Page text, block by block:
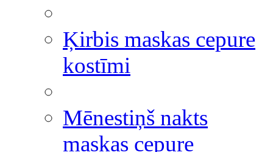
Ķirbis maskas cepure
kostīmi
Mēnestiņš nakts
maskas cepure